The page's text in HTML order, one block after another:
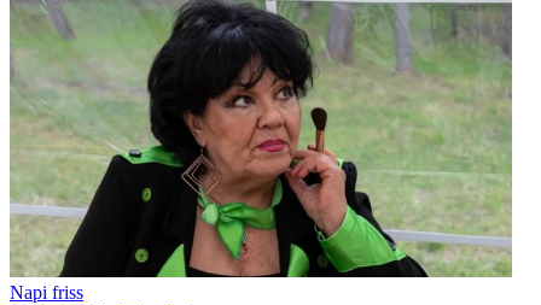
Napi friss